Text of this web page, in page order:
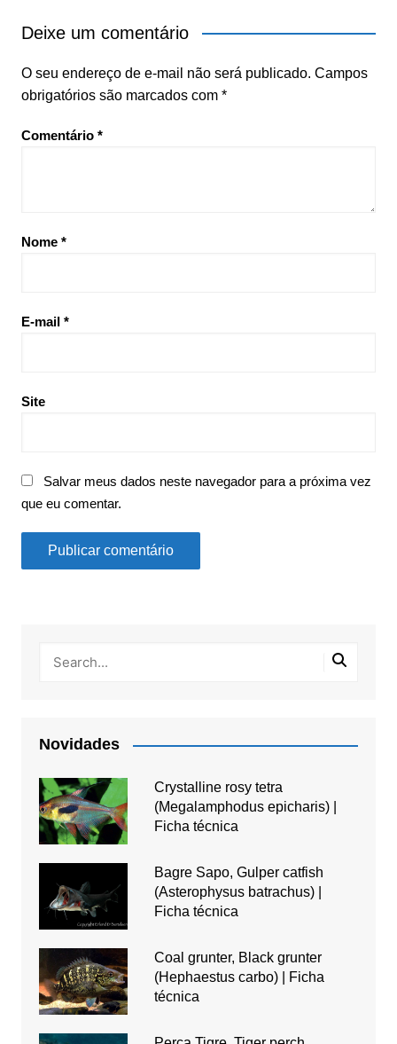
Deixe um comentário
O seu endereço de e-mail não será publicado. Campos
obrigatórios são marcados com *
Comentário *
Nome *
E-mail *
Site
Salvar meus dados neste navegador para a próxima vez
que eu comentar.
Novidades
Crystalline rosy tetra
(Megalamphodus epicharis) |
Ficha técnica
Bagre Sapo, Gulper catfish
(Asterophysus batrachus) |
Ficha técnica
Coal grunter, Black grunter
(Hephaestus carbo) | Ficha
técnica